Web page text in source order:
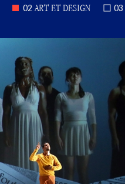
02 ART ET DESIGN 03